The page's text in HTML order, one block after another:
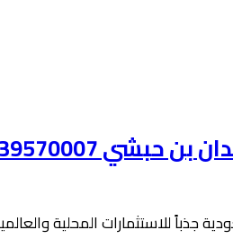
جذباً للاستثمارات المحلية